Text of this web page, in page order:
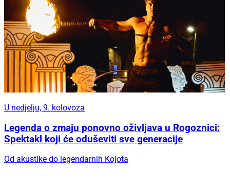
U nedjelju, 9. kolovoza
Legenda o zmaju ponovno oživljava u Rogoznici:
Spektakl koji će oduševiti sve generacije
Od akustike do legendarnih Kojota